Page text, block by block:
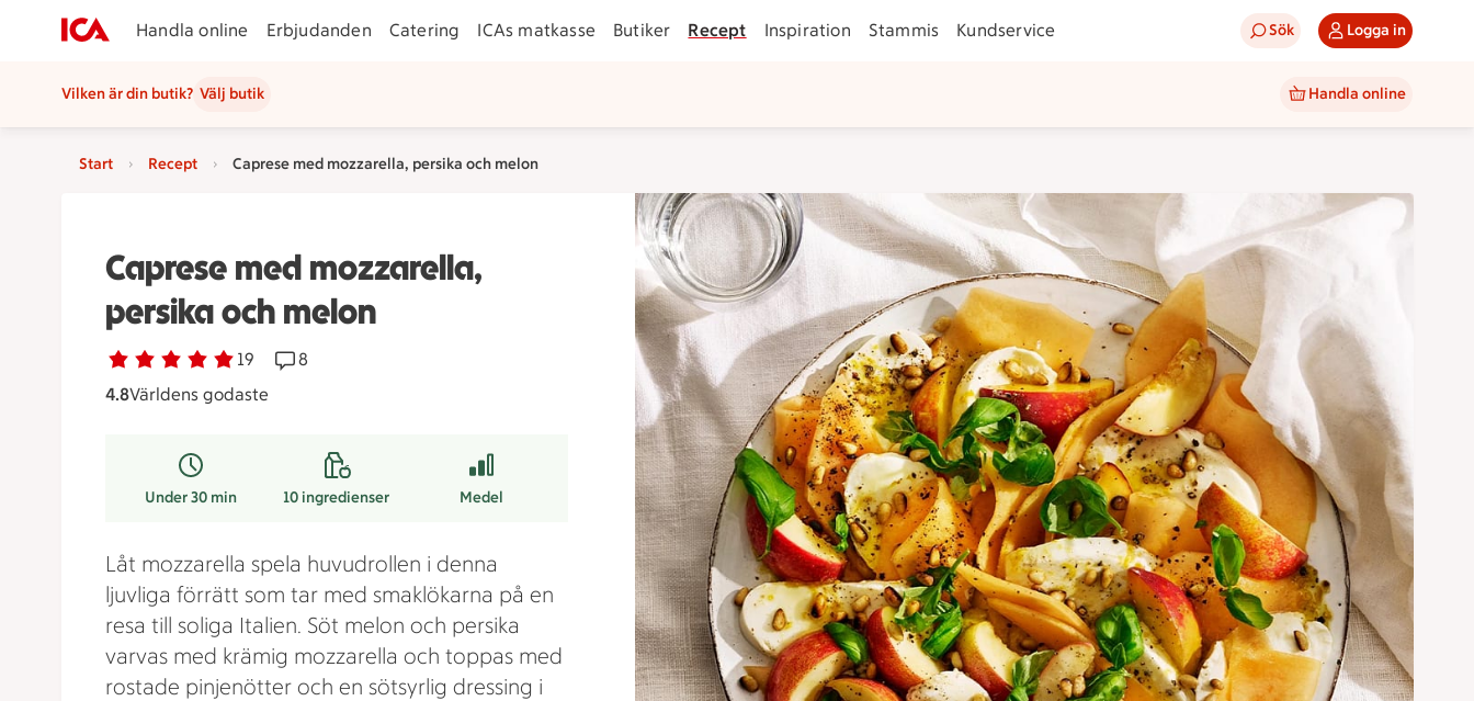
Handla online Erbjudanden Catering ICAs matkasse Butiker Recept Inspiration Stammis Kundservice Sök Logga in
Vilken är din butik? Välj butik Handla online
Start Recept Caprese med mozzarella, persika och melon
Caprese med mozzarella,
persika och melon
Betyg 4.8 av 5. 19
19 personer har röstatReceptet har 8 kommentarer
8
4.8Världens godaste
Under 30 min 10ingredienser Medel
Låt mozzarella spela huvudrollen i denna
ljuvliga förrätt som tar med smaklökarna på en
resa till soliga Italien. Söt melon och persika
varvas med krämig mozzarella och toppas med
rostade pinjenötter och en sötsyrlig dressing i